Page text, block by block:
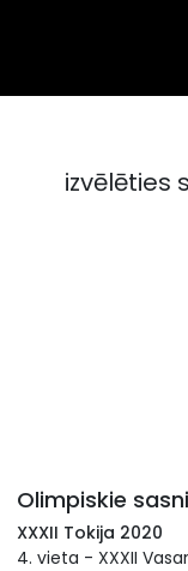
izvēlēties
Olimpiskie
XXXII Tokija 2020
4. vieta - XXXII